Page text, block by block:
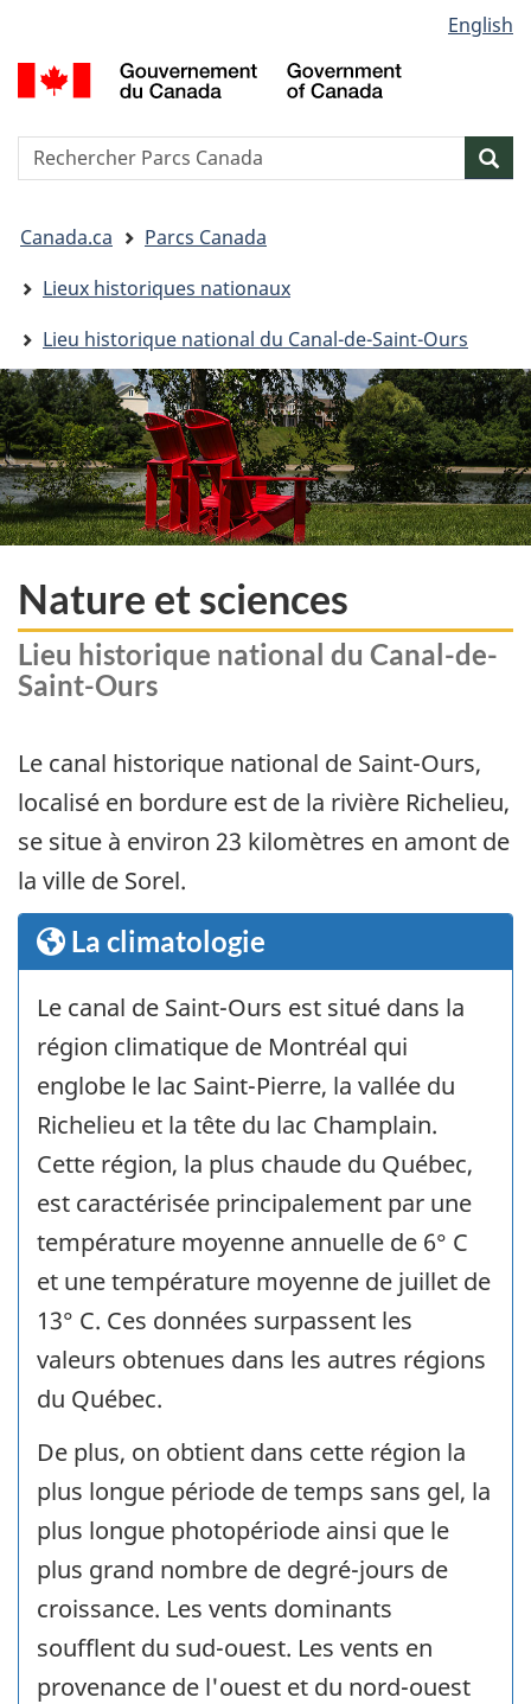
au
contenu
« Au
du
la
HTML
de
la
langue
English
Reserche
êtes
ici&nbsp;:
Canada.ca
Parcs Canada
Lieux historiques nationaux
Lieu historique national du Canal-de-Saint-Ours
Nature et sciences
Lieu historique national du Canal-de-
Saint-Ours
Le canal historique national de Saint-Ours,
localisé en bordure est de la rivière Richelieu,
se situe à environ 23 kilomètres en amont de
la ville de Sorel.
La climatologie
Le canal de Saint-Ours est situé dans la
région climatique de Montréal qui
englobe le lac Saint-Pierre, la vallée du
Richelieu et la tête du lac Champlain.
Cette région, la plus chaude du Québec,
est caractérisée principalement par une
température moyenne annuelle de 6° C
et une température moyenne de juillet de
13° C. Ces données surpassent les
valeurs obtenues dans les autres régions
du Québec.
De plus, on obtient dans cette région la
plus longue période de temps sans gel, la
plus longue photopériode ainsi que le
plus grand nombre de degré-jours de
croissance. Les vents dominants
soufflent du sud-ouest. Les vents en
provenance de l'ouest et du nord-ouest